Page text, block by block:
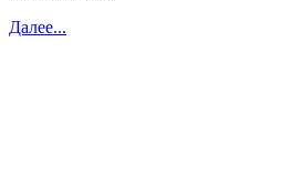
Далее...